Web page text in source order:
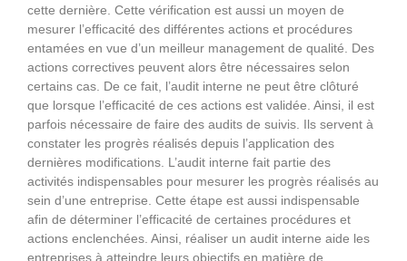
cette dernière. Cette vérification est aussi un moyen de
mesurer l’efficacité des différentes actions et procédures
entamées en vue d’un meilleur management de qualité. Des
actions correctives peuvent alors être nécessaires selon
certains cas. De ce fait, l’audit interne ne peut être clôturé
que lorsque l’efficacité de ces actions est validée. Ainsi, il est
parfois nécessaire de faire des audits de suivis. Ils servent à
constater les progrès réalisés depuis l’application des
dernières modifications. L’audit interne fait partie des
activités indispensables pour mesurer les progrès réalisés au
sein d’une entreprise. Cette étape est aussi indispensable
afin de déterminer l’efficacité de certaines procédures et
actions enclenchées. Ainsi, réaliser un audit interne aide les
entreprises à atteindre leurs objectifs en matière de